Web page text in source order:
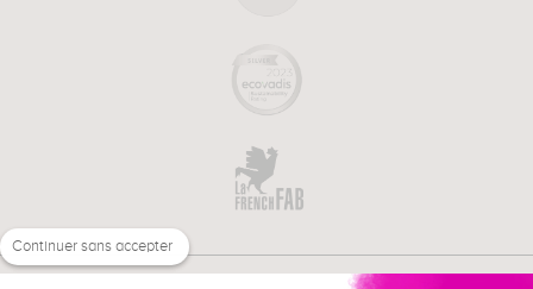
Continuer sans accepter